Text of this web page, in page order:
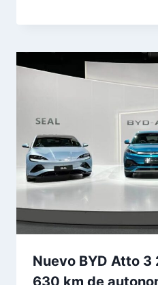
Nuevo BYD Atto